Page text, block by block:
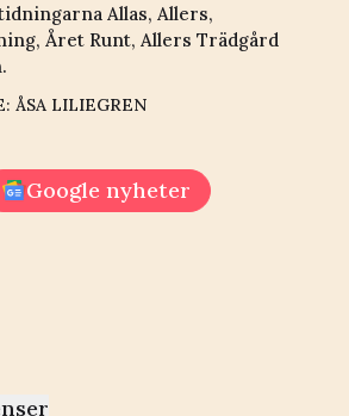
Allas, Allers,
Året Runt, Allers Trädgård
ÅSA LILIEGREN
Google nyheter